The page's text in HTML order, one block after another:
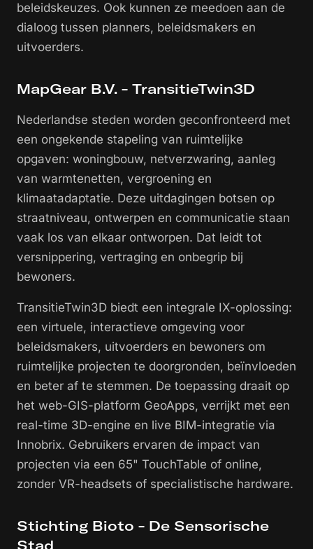
beleidskeuzes. Ook kunnen ze meedoen aan de
dialoog tussen planners, beleidsmakers en
uitvoerders.
MapGear B.V. - TransitieTwin3D
Nederlandse steden worden geconfronteerd met
een ongekende stapeling van ruimtelijke
opgaven: woningbouw, netverzwaring, aanleg
van warmtenetten, vergroening en
klimaatadaptatie. Deze uitdagingen botsen op
straatniveau, ontwerpen en communicatie staan
vaak los van elkaar ontworpen. Dat leidt tot
versnippering, vertraging en onbegrip bij
bewoners.
TransitieTwin3D biedt een integrale IX-oplossing:
een virtuele, interactieve omgeving voor
beleidsmakers, uitvoerders en bewoners om
ruimtelijke projecten te doorgronden, beïnvloeden
en beter af te stemmen. De toepassing draait op
het web-GIS-platform GeoApps, verrijkt met een
real-time 3D-engine en live BIM-integratie via
Innobrix. Gebruikers ervaren de impact van
projecten via een 65" TouchTable of online,
zonder VR-headsets of specialistische hardware.
Stichting Bioto - De Sensorische
Stad